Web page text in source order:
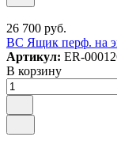
26 700 руб.
ВС Ящик перф. на
Артикул: ER-
В корзину